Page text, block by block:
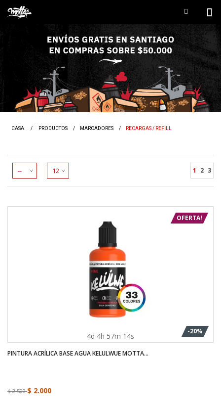
CASA / PRODUCTOS / MARCADORES / RECARGAS / REFILL
1 2 3
OFERTA!
4d 4h 57m 13s
-20%
PINTURA ACRÍLICA BASE AGUA KELULWUE MOTTA...
$ 2.500$ 2.000